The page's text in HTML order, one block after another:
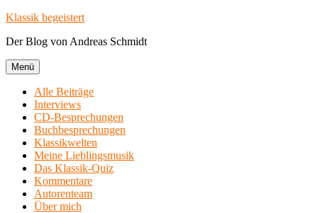
Zum
springen
Klassik begeistert
Der Blog von Andreas Schmidt
Menü
Alle Beiträge
Interviews
CD-Besprechungen
Buchbesprechungen
Klassikwelten
Meine Lieblingsmusik
Das Klassik-Quiz
Kommentare
Autorenteam
Über mich